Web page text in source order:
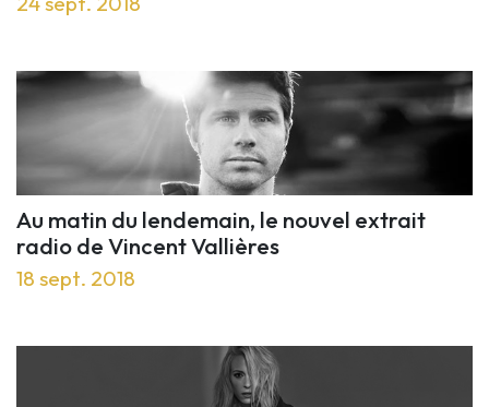
Au matin du lendemain, le nouvel extrait
radio de Vincent Vallières
18 sept. 2018